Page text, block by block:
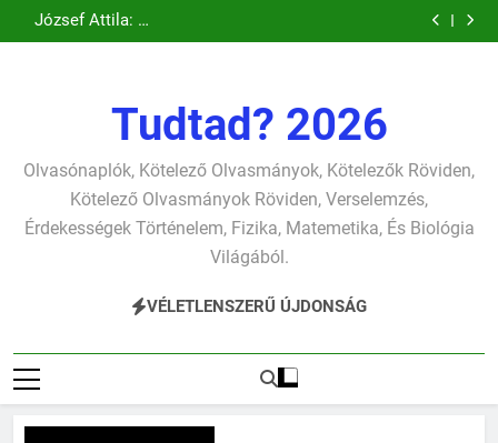
Ugrás
a
verselemzés
szonettje
Mihály: A
József Attila: A
gondolkodó
Tudtad? 2026
Olvasónaplók, Kötelező Olvasmányok, Kötelezők Röviden,
Kötelező Olvasmányok Röviden, Verselemzés,
Érdekességek Történelem, Fizika, Matemetika, És Biológia
Világából.
VÉLETLENSZERŰ ÚJDONSÁG